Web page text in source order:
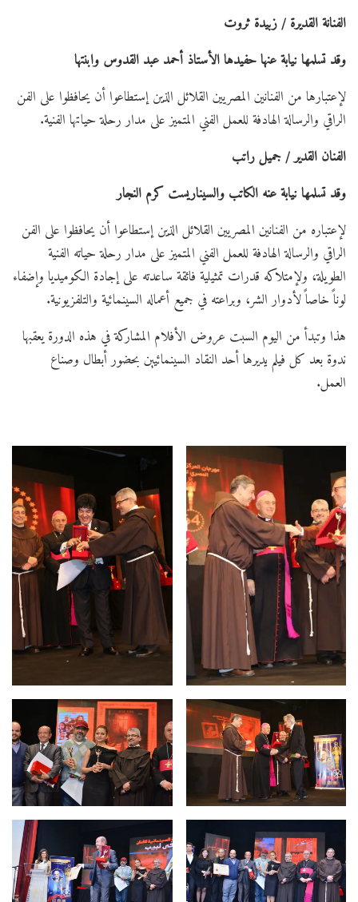
الفنانة القديرة / زبيدة ثروت
وقد تسلمها نيابة عنها حفيدها الأستاذ أحمد عبد القدوس وابنتها
لإعتبارها من الفنانين المصريين القلائل الذين إستطاعوا أن يحافظوا على الفن
الراقي والرسالة الهادفة للعمل الفني المتميز على مدار رحلة حياتها الفنية.
الفنان القدير / جميل راتب
وقد تسلمها نيابة عنه الكاتب والسيناريست كرم النجار
لإعتباره من الفنانين المصريين القلائل الذين إستطاعوا أن يحافظوا على الفن
الراقي والرسالة الهادفة للعمل الفني المتميز على مدار رحلة حياته الفنية
الطويلة، ولإمتلاكه قدرات تمثيلية فائقة ساعدته على إجادة الكوميديا وإضفاء
لوناً خاصاً لأدوار الشر، وبراعته في جميع أعماله السينمائية والتلفزيونية.
هذا وتبدأ من اليوم السبت عروض الأفلام المشاركة في هذه الدورة يعقبها
ندوة بعد كل فيلم يديرها أحد النقاد السينمائيين بحضور أبطال وصناع
العمل.